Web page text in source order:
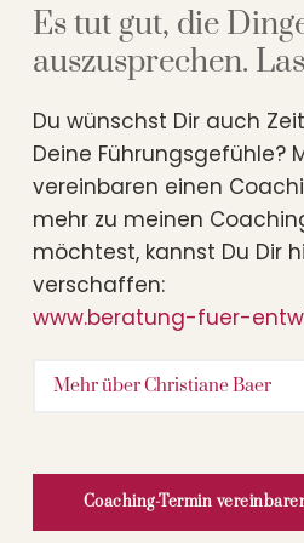
wenn Du Lust hast als
Führungsgefühle zu reden
Musik:https://
Route 66
Dieser Podcast wird
Podcastbude.
www.podcastbu.de- Full-
Vermarktung, Distribution
hosten und damit Geld
Dann schaue auf
informiere dich.
Coaching-Termin
Es tut gut, die
auszusprechen.
Du wünschst Dir auch
Deine Führungsgefühle?
vereinbaren einen
mehr zu meinen
möchtest, kannst Du Dir
verschaffen:
﻿www.beratung-fuer-
Mehr über Christiane Baer
Autorin und jetzt auch
habe viele Seiten und